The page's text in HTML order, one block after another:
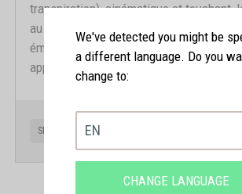
transpiration), cinématique et touchant,
au fond de lui-même pour partager
émotionnelle de ce qu’un bon
apporter au quotidien.
SHOTOPOP
We've detected you might be
a different language. Do you
change to:
EN
CHANGE LANGUAGE